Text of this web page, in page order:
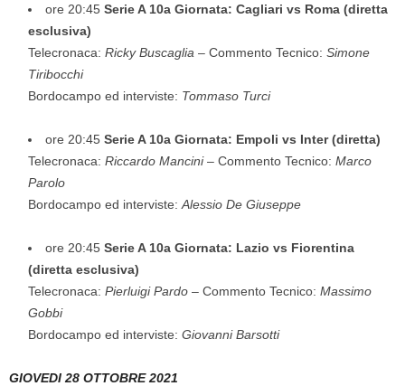
ore 20:45 Serie A 10a Giornata: Cagliari vs Roma (diretta
esclusiva)
Telecronaca: Ricky Buscaglia – Commento Tecnico: Simone
Tiribocchi
Bordocampo ed interviste: Tommaso Turci
ore 20:45 Serie A 10a Giornata: Empoli vs Inter (diretta)
Telecronaca: Riccardo Mancini– Commento Tecnico: Marco
Parolo
Bordocampo ed interviste: Alessio De Giuseppe
ore 20:45 Serie A 10a Giornata: Lazio vs Fiorentina
(diretta esclusiva)
Telecronaca: Pierluigi Pardo – Commento Tecnico: Massimo
Gobbi
Bordocampo ed interviste: Giovanni Barsotti
GIOVEDI 28 OTTOBRE 2021